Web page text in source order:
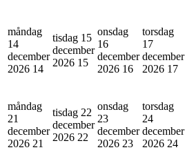
måndag
14
december
2026 14
tisdag 15
december
2026 15
onsdag
16
december
2026 16
torsdag
17
december
2026 17
måndag
21
december
2026 21
tisdag 22
december
2026 22
onsdag
23
december
2026 23
torsdag
24
december
2026 24